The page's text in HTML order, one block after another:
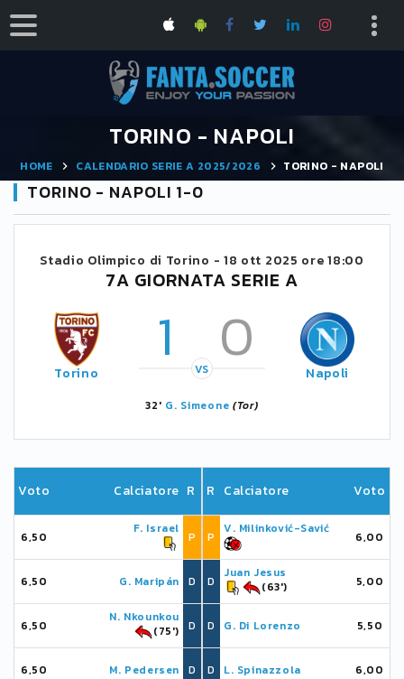
TORINO - NAPOLI
HOME CALENDARIO SERIE A 2025/2026 TORINO - NAPOLI
TORINO - NAPOLI 1-0
Stadio Olimpico di Torino - 18 ott 2025 ore 18:00
7A GIORNATA SERIE A
Torino 1 0
VS Napoli
32' G. Simeone (Tor)
Voto Calciatore R
6,50
F. Israel
P
6,50 G. Maripán D
6,50
N. Nkounkou
(75')
D
6,50 M. Pedersen D
R Calciatore Voto
P
V. Milinković-Savić
6,00
D
Juan Jesus
(63')
5,00
D G. Di Lorenzo 5,50
D L. Spinazzola 6,00